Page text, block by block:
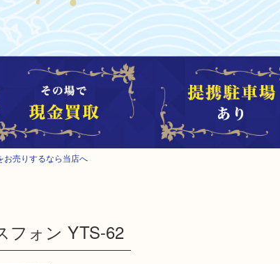
お売りするなら当店へ
フォン YTS-62